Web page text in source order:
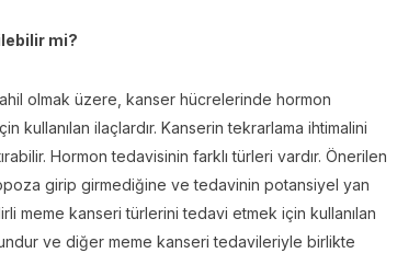
mi?
olmak üzere, kanser hücrelerinde hormon
ilaçlardır. Kanserin tekrarlama ihtimalini
Hormon tedavisinin farklı türleri vardır. Önerilen
girip girmediğine ve tedavinin potansiyel yan
meme kanseri türlerini tedavi etmek için kullanılan
ve diğer meme kanseri tedavileriyle birlikte